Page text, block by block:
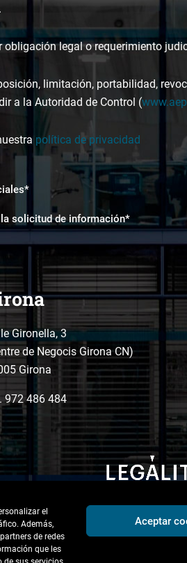
el
Además,
de redes
que les
Aceptar
obligación legal o requerimiento
limitación, portabilidad,
a la Autoridad de Control (
política de privacidad
solicitud de información*
Gironella, 3
de Negocis Girona CN)
Girona
972 486 484